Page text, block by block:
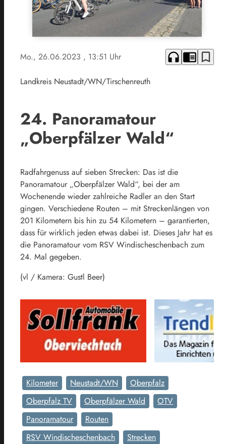
Mo., 26.06.2023 , 13:51 Uhr headphones chrome_reader_mode bookmark_border
Landkreis Neustadt/WN/Tirschenreuth
24. Panoramatour
„Oberpfälzer Wald“
Radfahrgenuss auf sieben Strecken: Das ist die
Panoramatour „Oberpfälzer Wald“, bei der am
Wochenende wieder zahlreiche Radler an den Start
gingen. Verschiedene Routen – mit Streckenlängen von
201 Kilometern bis hin zu 54 Kilometern – garantierten,
dass für wirklich jeden etwas dabei ist. Dieses Jahr hat es
die Panoramatour vom RSV Windischeschenbach zum
24. Mal gegeben.
(vl / Kamera: Gustl Beer)
Kilometer Neustadt/WN
Oberpfalz
Oberpfalz TV
Oberpfälzer Wald
OTV
Panoramatour
Routen
RSV Windischeschenbach
Strecken